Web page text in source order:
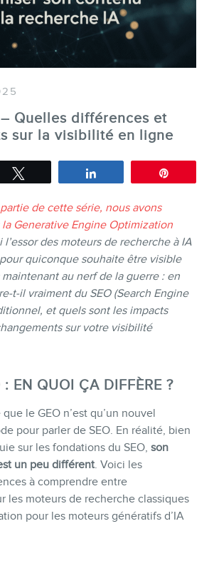
marketing en ligne
marketing de
groupe
(SEO) et IA (GEO)
Ebooks
– Quelles différences et
sur la visibilité en ligne
de cette série, nous avons
la Generative Engine Optimization
l’essor des moteurs de recherche à IA
quiconque souhaite être visible
maintenant au nerf de la guerre : en
t-il vraiment du SEO (Search Engine
et quels sont les impacts
sur votre visibilité
: EN QUOI ÇA DIFFÈRE ?
le GEO n’est qu’un nouvel
pour parler de SEO. En réalité, bien
sur les fondations du SEO, son
un peu différent . Voici les
à comprendre entre
les moteurs de recherche classiques
pour les moteurs génératifs d’IA